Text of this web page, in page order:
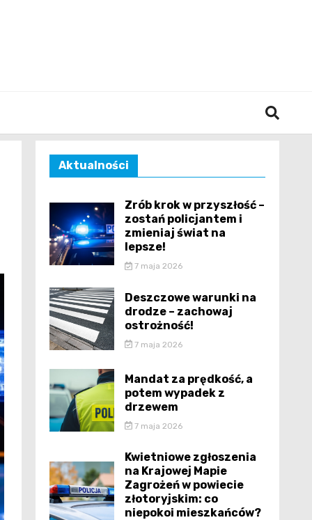
Aktualności
Zrób krok w przyszłość –
zostań policjantem i
zmieniaj świat na
lepsze!
7 maja 2026
Deszczowe warunki na
drodze – zachowaj
ostrożność!
7 maja 2026
Mandat za prędkość, a
potem wypadek z
drzewem
7 maja 2026
Kwietniowe zgłoszenia
na Krajowej Mapie
Zagrożeń w powiecie
złotoryjskim: co
niepokoi mieszkańców?